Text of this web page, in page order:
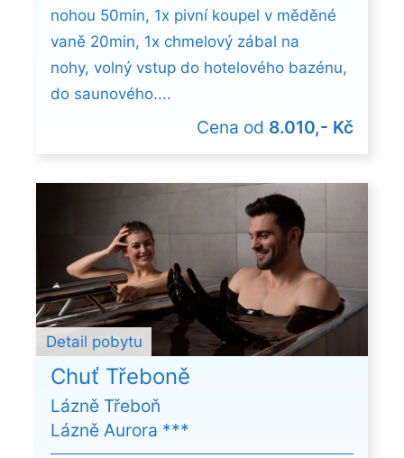
nohou 50min, 1x pivní koupel v měděné
vaně 20min, 1x chmelový zábal na
nohy, volný vstup do hotelového bazénu,
do saunového....
Cena od 8.010,- Kč
Chuť Třeboně
Lázně Třeboň
Lázně Aurora ***
Detail pobytu